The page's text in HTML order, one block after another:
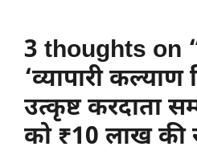
3 thoughts on
‘व्यापारी कल्याण
उत्कृष्ट करदाता
को ₹10 लाख की